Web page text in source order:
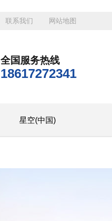
联系我们 网站地图
全国服务热线
18617272341
星空(中国)